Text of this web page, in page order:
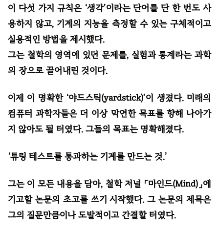
이 다섯 가지 규칙은 ‘생각’이라는 단어를 단 한 번도 사
용하지 않고, 기계의 지능을 측정할 수 있는 구체적이고
실용적인 방법을 제시했다.
그는 철학의 영역에 있던 문제를, 실험과 통계라는 과학
의 장으로 끌어내린 것이다.
이제 이 명확한 ‘야드스틱(yardstick)’이 생겼다. 미래의
컴퓨터 과학자들은 더 이상 막연한 목표를 향해 나아가
지 않아도 될 터였다. 그들의 목표는 명확해졌다.
‘튜링 테스트를 통과하는 기계를 만드는 것.’
그는 이 모든 내용을 담아, 철학 저널 「마인드(Mind)」에
기고할 논문의 초고를 쓰기 시작했다. 그 논문의 제목은
그의 질문만큼이나 도발적이고 간결할 터였다.